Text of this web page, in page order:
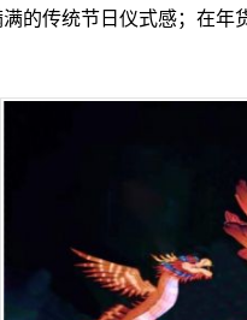
的传统节日仪式感；在年